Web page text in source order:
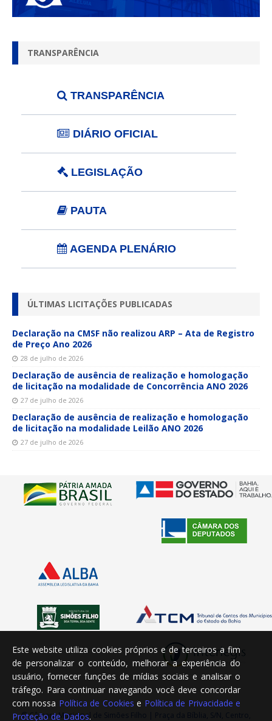
TRANSPARÊNCIA
TRANSPARÊNCIA
DIÁRIO OFICIAL
LEGISLAÇÃO
PAUTA
AGENDA PLENÁRIO
ÚLTIMAS LICITAÇÕES PUBLICADAS
Declaração na CMSF não realizou ARP – Ata de Registro
de Preço Ano 2026
28 de julho de 2026
Declaração de ausência de realização e homologação
de licitação na modalidade de Concorrência ANO 2026
27 de julho de 2026
Declaração de ausência de realização e homologação
de licitação na modalidade Leilão ANO 2026
27 de julho de 2026
© Câmara Municipal de Simões Filho | Praça da Bíblia, S/N, Centro,
Este website utiliza cookies próprios e de terceiros a fim
de personalizar o conteúdo, melhorar a experiência do
usuário, fornecer funções de mídias sociais e analisar o
tráfego. Para continuar navegando você deve concordar
com nossa Política de Cookies e Política de Privacidade e
Proteção de Dados.